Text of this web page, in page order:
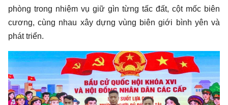
phòng trong nhiệm vụ giữ gìn từng tấc đất, cột mốc biên
cương, cùng nhau xây dựng vùng biên giới bình yên và
phát triển.